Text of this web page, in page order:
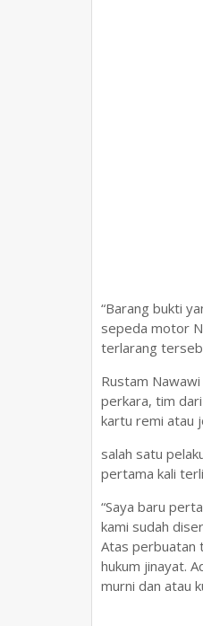
“Barang bukti
sepeda motor
terlarang
Rustam
perkara, tim
kartu remi atau
salah satu
pertama kali
“Saya baru
kami sudah
Atas perbuatan
hukum jinayat.
murni dan atau